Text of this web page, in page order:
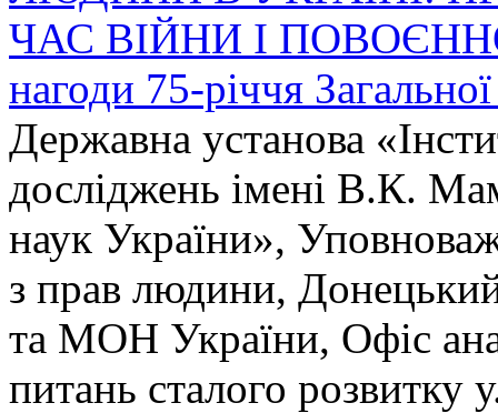
ЧАС ВІЙНИ І
нагоди 75-річчя
Державна установа
досліджень імені В.К.
наук України»,
з прав людини,
та МОН України, Офіс
питань сталого розвитку